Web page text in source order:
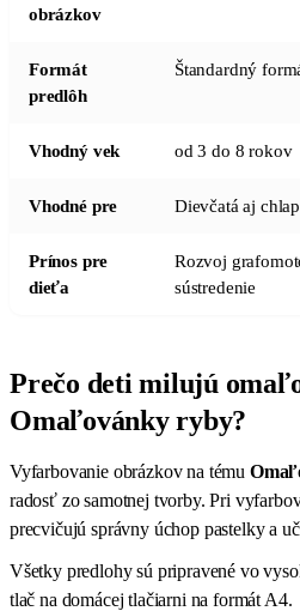
obrázkov
Formát
predlôh
Štandardný
Vhodný vek od 3 do 8 rokov
Vhodné pre Dievčatá aj
Prínos pre
dieťa
Rozvoj
sústredenie
Prečo deti milujú
Omaľovánky ryby?
Vyfarbovanie obrázkov na tému
radosť zo samotnej tvorby. Pri
precvičujú správny úchop pastelky a
Všetky predlohy sú pripravené vo
tlač na domácej tlačiarni na formát A4.